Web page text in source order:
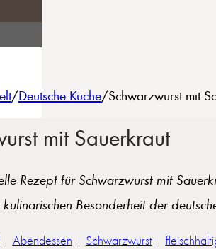
/Deutsche Küche/Schwarzwurst mit
mit Sauerkraut
Rezept für Schwarzwurst mit
Besonderheit der
Abendessen | Schwarzwurst|